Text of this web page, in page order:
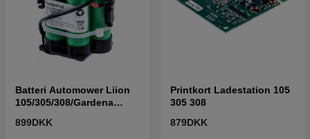
Batteri Automower Liion
105/305/308/Gardena
899DKK
Printkort Ladestation 105
305 308
879DKK